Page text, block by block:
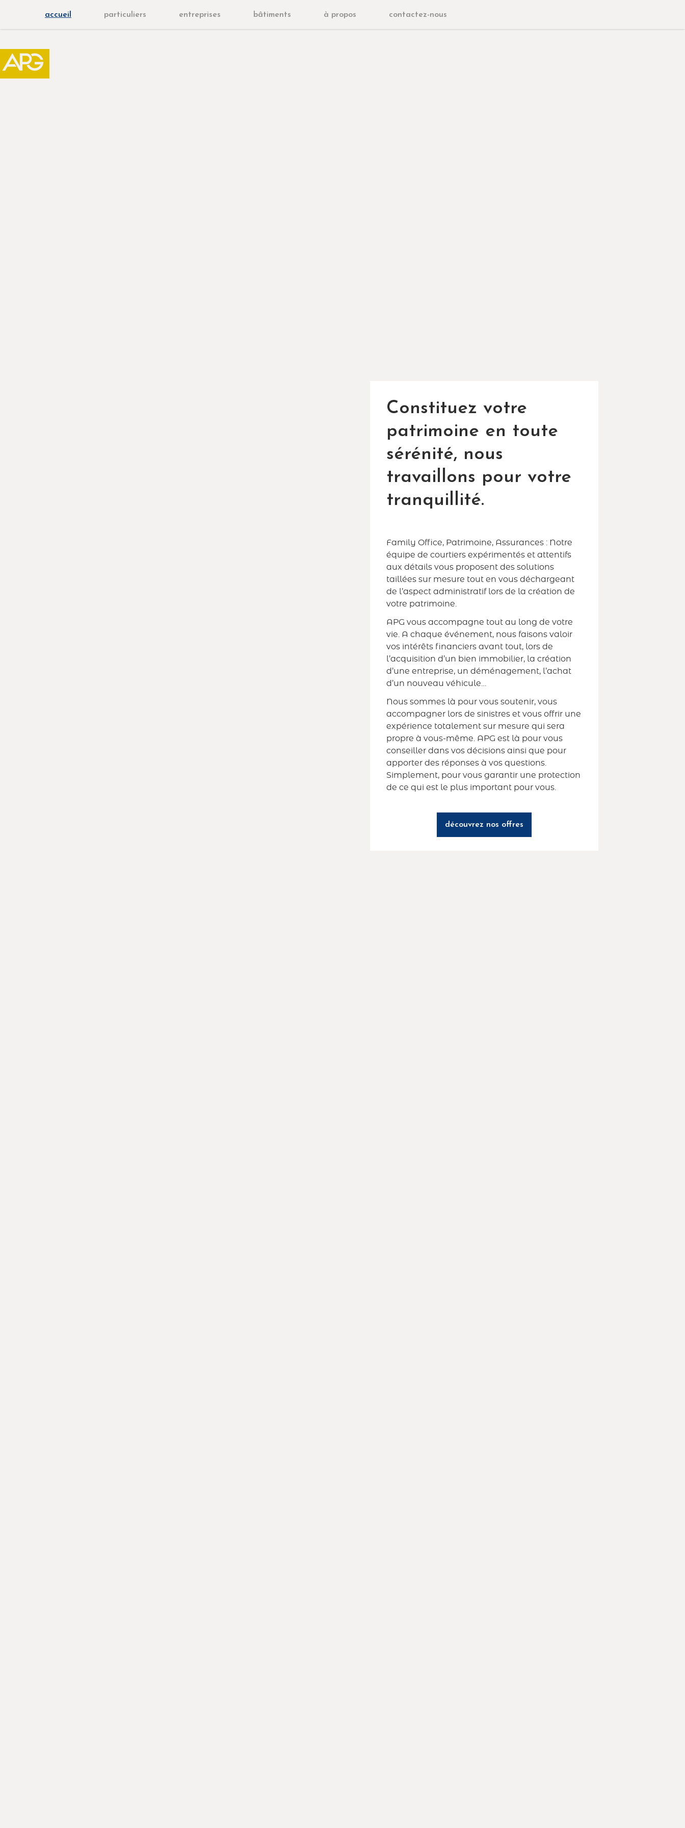
accueil particuliers entreprises bâtiments à propos contactez-nous
Constituez votre
patrimoine en toute
sérénité, nous
travaillons pour votre
tranquillité.
Family Office, Patrimoine, Assurances : Notre
équipe de courtiers expérimentés et attentifs
aux détails vous proposent des solutions
taillées sur mesure tout en vous déchargeant
de l’aspect administratif lors de la création de
votre patrimoine.
APG vous accompagne tout au long de votre
vie. A chaque événement, nous faisons valoir
vos intérêts financiers avant tout, lors de
l’acquisition d’un bien immobilier, la création
d’une entreprise, un déménagement, l’achat
d’un nouveau véhicule…
Nous sommes là pour vous soutenir, vous
accompagner lors de sinistres et vous offrir une
expérience totalement sur mesure qui sera
propre à vous-même. APG est là pour vous
conseiller dans vos décisions ainsi que pour
apporter des réponses à vos questions.
Simplement, pour vous garantir une protection
de ce qui est le plus important pour vous.
découvrez nos offres